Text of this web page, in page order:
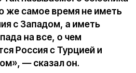
же самое время не иметь
с Западом, а иметь
на все, о чем
Россия с Турцией и
— сказал он.